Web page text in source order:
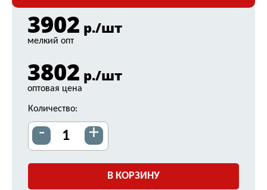
3902 р./шт
мелкий опт
3802 р./шт
оптовая цена
Количество:
- +
В КОРЗИНУ